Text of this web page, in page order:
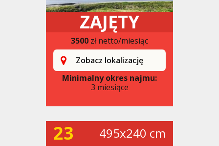
ZAJĘTY
3500 zł netto/miesiąc
Zobacz lokalizację
Minimalny okres najmu:
3 miesiące
23 495x240 cm